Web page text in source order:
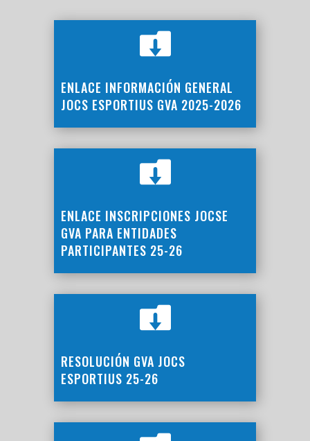

ENLACE INFORMACIÓN GENERAL
JOCS ESPORTIUS GVA 2025-2026

ENLACE INSCRIPCIONES JOCSE
GVA PARA ENTIDADES
PARTICIPANTES 25-26

RESOLUCIÓN GVA JOCS
ESPORTIUS 25-26